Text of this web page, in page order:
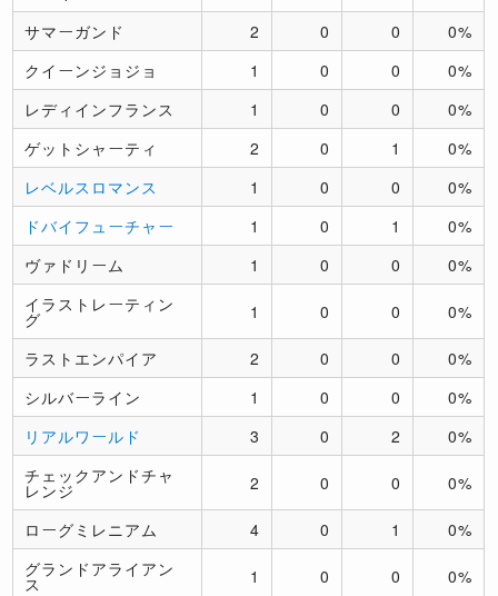
サマーガンド
2 0 0
0%
クイーンジョジョ
1 0 0
0%
レディインフランス
1 0 0
0%
ゲットシャーティ
2 0 1
0%
レベルスロマンス
1 0 0
0%
ドバイフューチャー
1 0 1
0%
ヴァドリーム
1 0 0
0%
イラストレーティン
グ 1 0 0 0%
ラストエンパイア 2 0 0
0%
シルバーライン
1 0 0
0%
リアルワールド
3 0 2
0%
チェックアンドチャ
レンジ 2 0 0 0%
ローグミレニアム 4 0 1
0%
グランドアライアン
ス 1 0 0 0%